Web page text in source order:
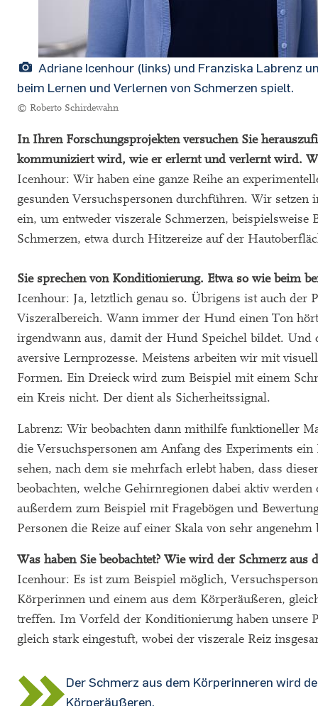
Adriane Icenhour (links) und Franziska Labrenz
beim Lernen und Verlernen von Schmerzen spielt.
© Roberto Schirdewahn
In Ihren Forschungsprojekten versuchen Sie
kommuniziert wird, wie er erlernt und verlernt wird.
Icenhour: Wir haben eine ganze Reihe an
gesunden Versuchspersonen durchführen. Wir
ein, um entweder viszerale Schmerzen,
Schmerzen, etwa durch Hitzereize auf der
Sie sprechen von Konditionierung. Etwa so wie beim
Icenhour: Ja, letztlich genau so. Übrigens ist auch
Viszeralbereich. Wann immer der Hund einen Ton
irgendwann aus, damit der Hund Speichel bildet. Und
aversive Lernprozesse. Meistens arbeiten wir mit
Formen. Ein Dreieck wird zum Beispiel mit einem
ein Kreis nicht. Der dient als Sicherheitssignal.
Labrenz: Wir beobachten dann mithilfe funktioneller
die Versuchspersonen am Anfang des Experiments
sehen, nach dem sie mehrfach erlebt haben, dass
beobachten, welche Gehirnregionen dabei aktiv
außerdem zum Beispiel mit Fragebögen und
Personen die Reize auf einer Skala von sehr
Was haben Sie beobachtet? Wie wird der Schmerz
Icenhour: Es ist zum Beispiel möglich,
Körperinnen und einem aus dem Körperäußeren,
treffen. Im Vorfeld der Konditionierung haben unsere
gleich stark eingestuft, wobei der viszerale Reiz
Der Schmerz aus dem Körperinneren wird
Körperäußeren.